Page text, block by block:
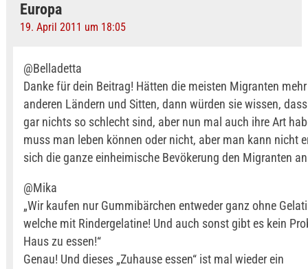
Europa
19. April 2011 um 18:05
@Belladetta
Danke für dein Beitrag! Hätten die meisten Migranten
anderen Ländern und Sitten, dann würden sie wissen,
gar nichts so schlecht sind, aber nun mal auch ihre Art
muss man leben können oder nicht, aber man kann nicht
sich die ganze einheimische Bevökerung den Migranten
@Mika
„Wir kaufen nur Gummibärchen entweder ganz ohne
welche mit Rindergelatine! Und auch sonst gibt es kein
Haus zu essen!“
Genau! Und dieses „Zuhause essen“ ist mal wieder ein